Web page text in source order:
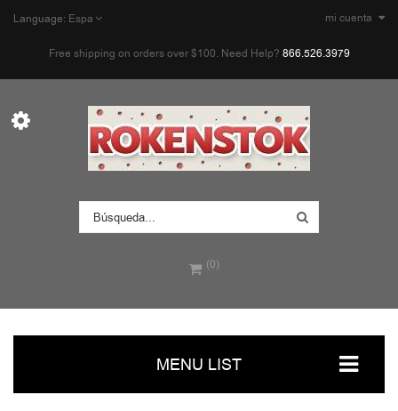
mi cuenta
Language: Espa
Free shipping on orders over $100. Need Help? 866.526.3979
(0)
MENU LIST